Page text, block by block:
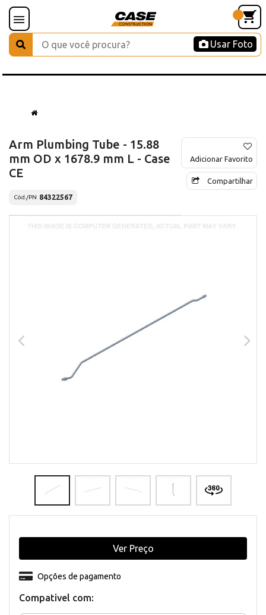
Usar Foto
Arm Plumbing Tube - 15.88
mm OD x 1678.9 mm L - Case
CE
Cód./PN 84322567
Adicionar Favorito
Compartilhar
Compativel com:
Opções de pagamento
Ver Preço